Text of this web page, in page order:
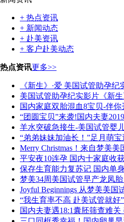
+ 热点资讯
+ 新闻动态
+ 赴美资讯
+ 客户赴美动态
热点资讯更多>>
《新生》·爱 美国试管助孕纪
美国试管助孕纪实影片《新
国内家庭双胎混血8宝贝-伴你
“团圆宝贝”来袭!国内夫妻
羊水突破急接生-美国试管婴
“弟弟妹妹加油长！”足月萌
Merry Christmas！来自梦美美
平安夜10连孕 国内十家庭收
保存生育能力复苏记 国内单
梦美34周美国试管早产龙凤
Joyful Beginnings 从梦美美国
“我生育率不高 赴美试管就好
国内夫妻遇18:1囊胚筛查难